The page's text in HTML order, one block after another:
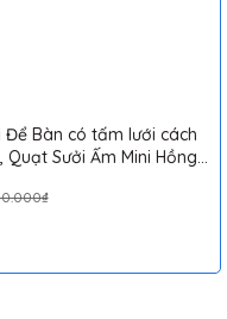
Để Bàn có tấm lưới cách
Sưởi Ấm Mini Hồng